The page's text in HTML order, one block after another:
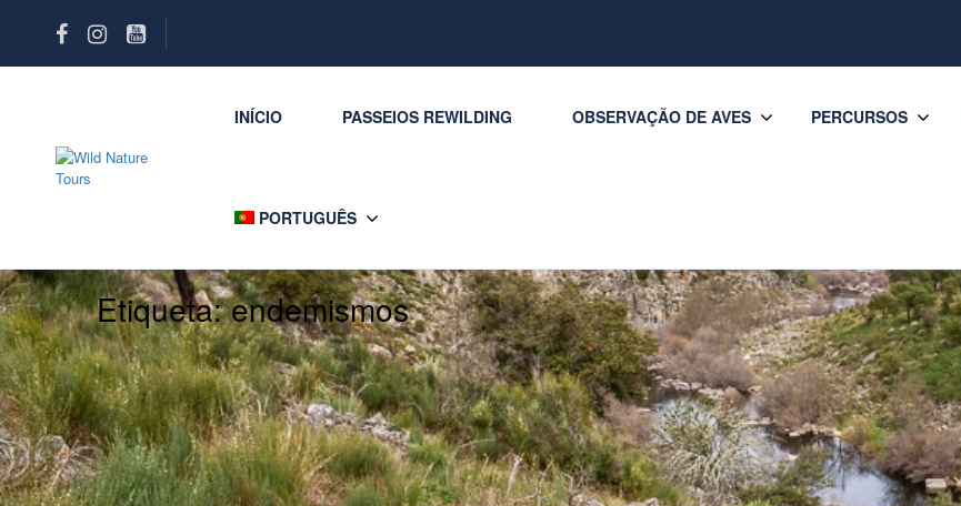
INÍCIO PASSEIOS REWILDING OBSERVAÇÃO DE AVES PERCURSOS
PORTUGUÊS
Etiqueta:endemismos